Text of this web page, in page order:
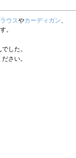
ウスやカーディガン、
。
した。
さい。